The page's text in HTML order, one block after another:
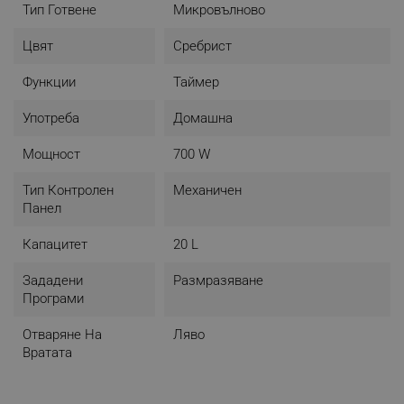
направите с просто докосване. Забравете за все
от микровълновата печка.
ЛЕСНО ПОЧИСТВАНЕ
абсорбират влага, миризми или хранителни
на предишното!
Тип Готвене Микровълново
Цвят Сребрист
Функции Таймер
Употреба Домашна
Мощност 700 W
Тип Контролен
Панел
Механичен
Капацитет 20 L
Зададени
Програми
Размразяване
Отваряне На
Вратата
Ляво